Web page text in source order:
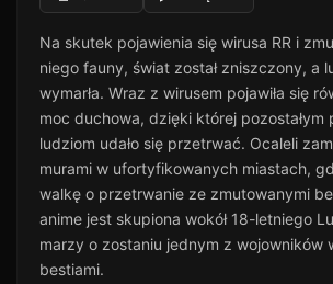
28 min · Sezon 1
12 Odcinek 12
44 min · Sezon 1
13 Odcinek 13
Odcinek 14
47 min · Sezon 1
15 Odcinek 15
26 min · Sezon 1
Na skutek pojawienia się wirusa RR i
niego fauny, świat został zniszczony, a
wymarła. Wraz z wirusem pojawiła się
moc duchowa, dzięki której pozostałym
ludziom udało się przetrwać. Ocaleli
murami w ufortyfikowanych miastach,
walkę o przetrwanie ze zmutowanymi
anime jest skupiona wokół 18-letniego
marzy o zostaniu jednym z wojowników
bestiami.